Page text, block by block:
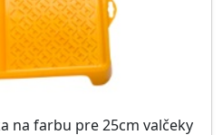
na farbu pre 25cm valčeky